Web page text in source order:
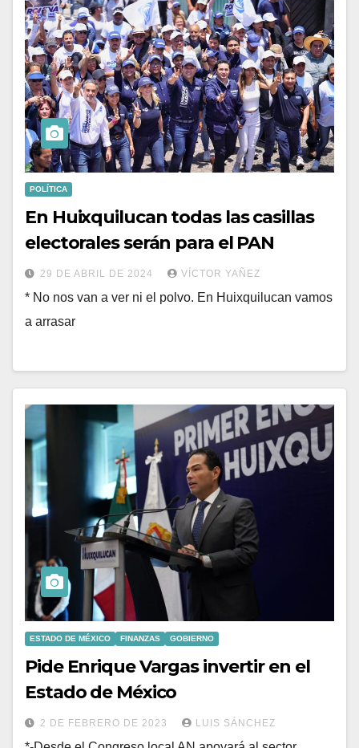
POLÍTICA
En Huixquilucan todas las casillas
electorales serán para el PAN
29 DE ABRIL DE 2024 VÍCTOR YAÑEZ
* No nos van a ver ni el polvo. En Huixquilucan vamos
a arrasar
ESTADO DE MÉXICO FINANZAS GOBIERNO
Pide Enrique Vargas invertir en el
Estado de México
2 DE FEBRERO DE 2023 LUIS SÁNCHEZ